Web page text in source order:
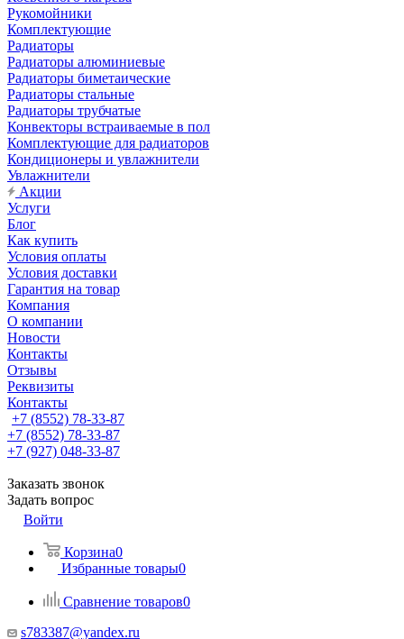
Рукомойники
Комплектующие
Радиаторы
Радиаторы алюминиевые
Радиаторы биметаические
Радиаторы стальные
Радиаторы трубчатые
Конвекторы встраиваемые в пол
Комплектующие для радиаторов
Кондиционеры и увлажнители
Увлажнители
Акции
Услуги
Блог
Как купить
Условия оплаты
Условия доставки
Гарантия на товар
Компания
О компании
Новости
Контакты
Отзывы
Реквизиты
Контакты
+7 (8552) 78-33-87
+7 (8552) 78-33-87
+7 (927) 048-33-87
Заказать звонок
Задать вопрос
Войти
Корзина0
Избранные товары0
Сравнение товаров0
s783387@yandex.ru